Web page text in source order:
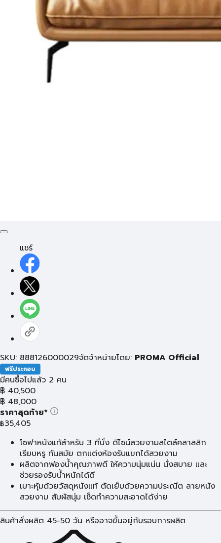
แชร์
SKU: 888126000029จัดจำหน่ายโดย: PROMA Official
ฟรีประกอบ
มีคนซื้อไปแล้ว 2 คน
฿ 40,500
฿ 48,000
ราคาสุดท้าย*
฿35,405
โซฟาหนังแท้สำหรับ 3 ที่นั่ง ดีไซน์สวยงามสไตล์คลาสสิก
เรียบหรู ทันสมัย ตกแต่งห้องรับแขกได้สวยงาม
ผลิตจากฟองน้ำคุณภาพดี ให้ความนุ่มแน่น นั่งสบาย และ
ช่วยรองรับน้ำหนักได้ดี
เบาะหุ้มด้วยวัสดุหนังแท้ ตัดเย็บด้วยความประณีต ลายหนัง
สวยงาม สัมผัสนุ่ม เช็ดทำความสะอาดได้ง่าย
สินค้าสั่งผลิต 45-50 วัน หรืออาจขึ้นอยู่กับรอบการผลิต